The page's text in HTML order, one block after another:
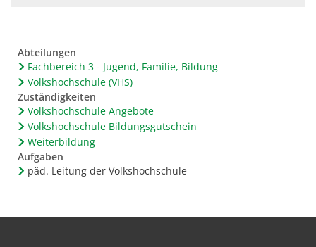
Abteilungen
Fachbereich 3 - Jugend, Familie, Bildung
Volkshochschule (VHS)
Zuständigkeiten
Volkshochschule Angebote
Volkshochschule Bildungsgutschein
Weiterbildung
Aufgaben
päd. Leitung der Volkshochschule